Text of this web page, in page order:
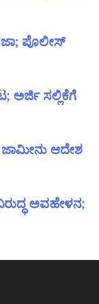
ಪೊಲೀಸ್
ಅರ್ಜಿ ಸಲ್ಲಿಕೆಗೆ
ಆದೇಶ
ಅವಹೇಳನ;